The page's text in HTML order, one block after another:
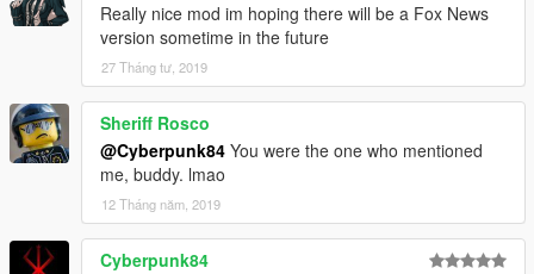
Really nice mod im hoping there will be a Fox News
version sometime in the future
27 Tháng tư, 2019
Sheriff Rosco
@Cyberpunk84 You were the one who mentioned
me, buddy. lmao
12 Tháng năm, 2019
Cyberpunk84